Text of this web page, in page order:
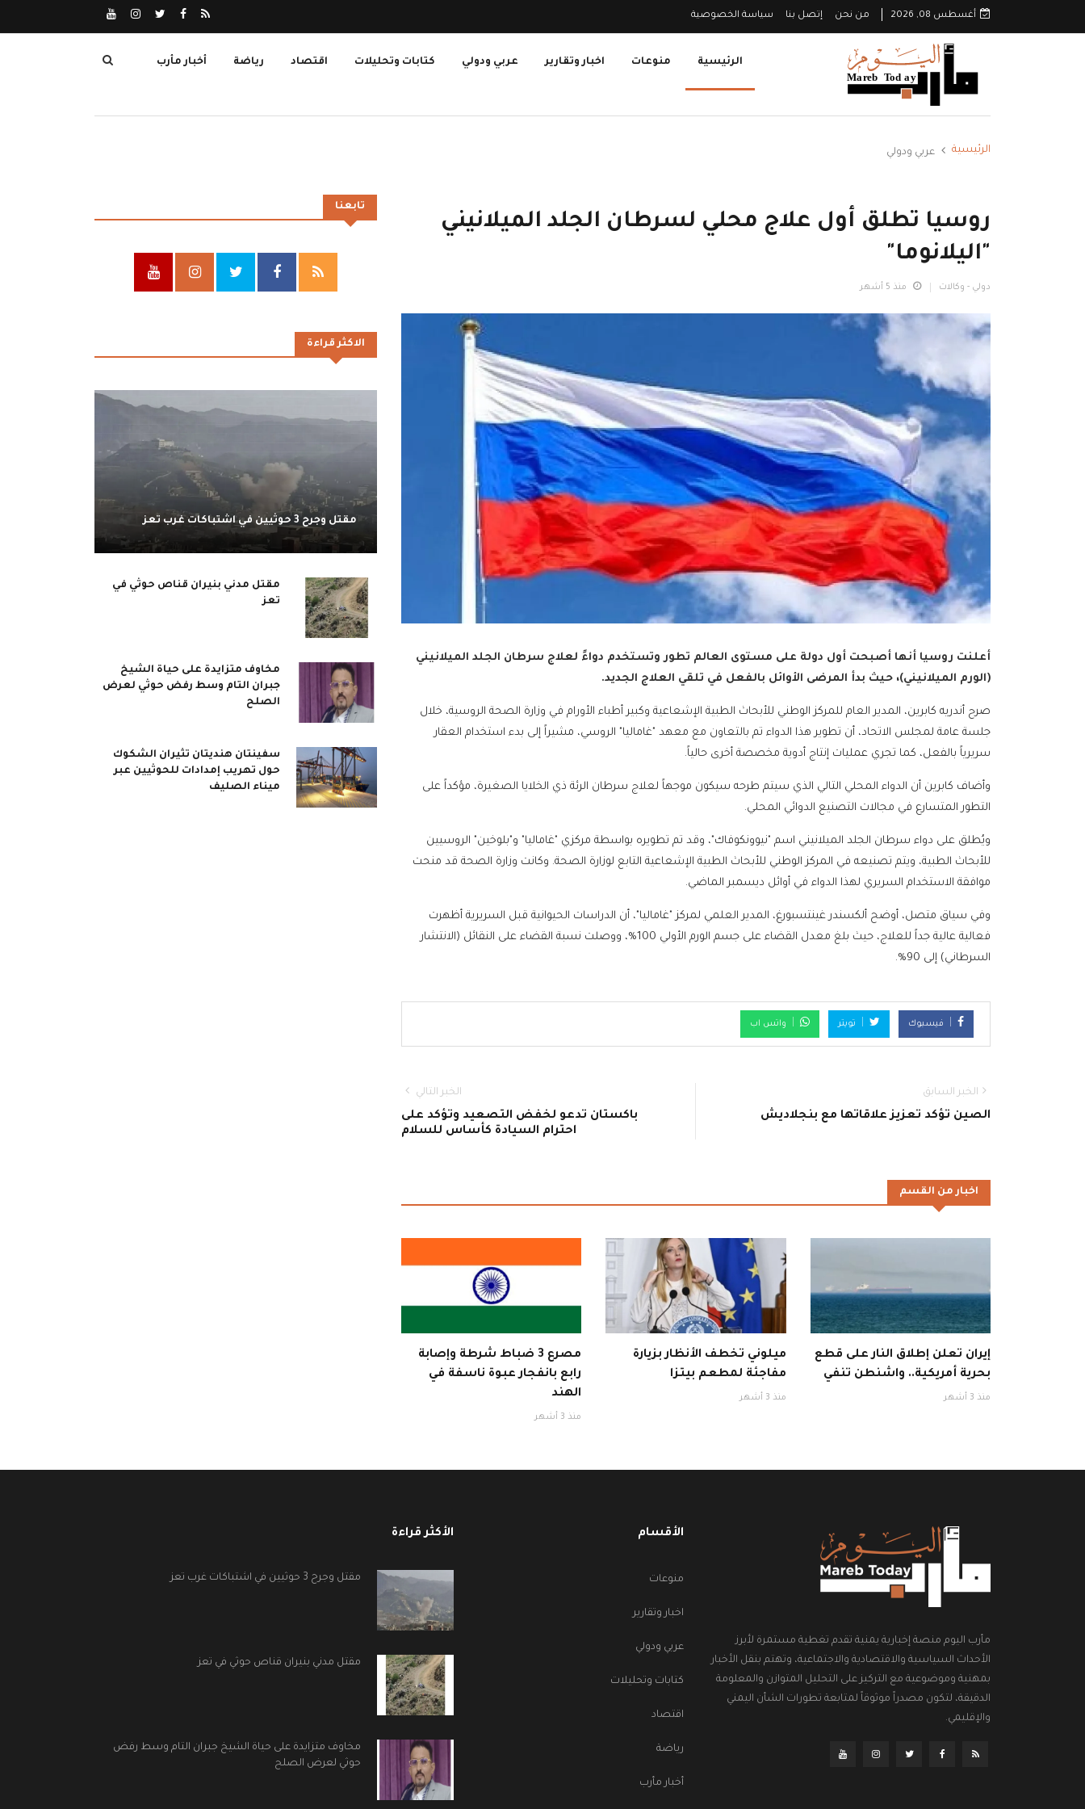
أغسطس 08, 2026 من نحن إتصل بنا سياسة الخصوصية
الرئيسية منوعات اخبار وتقارير عربي ودولي كتابات وتحليلات اقتصاد رياضة أخبار مأرب
الرئيسية عربي ودولي
روسيا تطلق أول علاج محلي لسرطان الجلد الميلانيني
"اليلانوما"
دولي - وكالات منذ 5 أشهر
أعلنت روسيا أنها أصبحت أول دولة على مستوى العالم تطور وتستخدم دواءً لعلاج سرطان الجلد الميلانيني
(الورم الميلانيني)، حيث بدأ المرضى الأوائل بالفعل في تلقي العلاج الجديد.
صرح أندريه كابرين، المدير العام للمركز الوطني للأبحاث الطبية الإشعاعية وكبير أطباء الأورام في وزارة الصحة الروسية، خلال
جلسة عامة لمجلس الاتحاد، أن تطوير هذا الدواء تم بالتعاون مع معهد "غاماليا" الروسي، مشيراً إلى بدء استخدام العقار
سريرياً بالفعل، كما تجري عمليات إنتاج أدوية مخصصة أخرى حالياً.
وأضاف كابرين أن الدواء المحلي التالي الذي سيتم طرحه سيكون موجهاً لعلاج سرطان الرئة ذي الخلايا الصغيرة، مؤكداً على
التطور المتسارع في مجالات التصنيع الدوائي المحلي.
ويُطلق على دواء سرطان الجلد الميلانيني اسم "نيوونكوفاك"، وقد تم تطويره بواسطة مركزي "غاماليا" و"بلوخين" الروسيين
للأبحاث الطبية، ويتم تصنيعه في المركز الوطني للأبحاث الطبية الإشعاعية التابع لوزارة الصحة. وكانت وزارة الصحة قد منحت
موافقة الاستخدام السريري لهذا الدواء في أوائل ديسمبر الماضي.
وفي سياق متصل، أوضح ألكسندر غينتسبورغ، المدير العلمي لمركز "غاماليا"، أن الدراسات الحيوانية قبل السريرية أظهرت
فعالية عالية جداً للعلاج، حيث بلغ معدل القضاء على جسم الورم الأولي 100%، ووصلت نسبة القضاء على النقائل (الانتشار
السرطاني) إلى 90%.
فيسبوك تويتر واتس اب
الخبر السابق
الصين تؤكد تعزيز علاقاتها مع بنجلاديش
الخبر التالي
باكستان تدعو لخفض التصعيد وتؤكد على
احترام السيادة كأساس للسلام
اخبار من القسم
إيران تعلن إطلاق النار على قطع
بحرية أمريكية.. واشنطن تنفي
منذ 3 أشهر
ميلوني تخطف الأنظار بزيارة
مفاجئة لمطعم بيتزا
منذ 3 أشهر
مصرع 3 ضباط شرطة وإصابة
رابع بانفجار عبوة ناسفة في
الهند
منذ 3 أشهر
تابعنا
الاكثر قراءة
مقتل وجرح 3 حوثيين في اشتباكات غرب تعز
مقتل مدني بنيران قناص حوثي في
تعز
مخاوف متزايدة على حياة الشيخ
جبران التام وسط رفض حوثي لعرض
الصلح
سفينتان هنديتان تثيران الشكوك
حول تهريب إمدادات للحوثيين عبر
ميناء الصليف
مأرب اليوم منصة إخبارية يمنية تقدم تغطية مستمرة لأبرز
الأحداث السياسية والاقتصادية والاجتماعية، وتهتم بنقل الأخبار
بمهنية وموضوعية مع التركيز على التحليل المتوازن والمعلومة
الدقيقة، لتكون مصدراً موثوقاً لمتابعة تطورات الشأن اليمني
والإقليمي.
الأقسام
منوعات
اخبار وتقارير
عربي ودولي
كتابات وتحليلات
اقتصاد
رياضة
أخبار مأرب
الأكثر قراءة
مقتل وجرح 3 حوثيين في اشتباكات غرب تعز
مقتل مدني بنيران قناص حوثي في تعز
مخاوف متزايدة على حياة الشيخ جبران التام وسط رفض
حوثي لعرض الصلح